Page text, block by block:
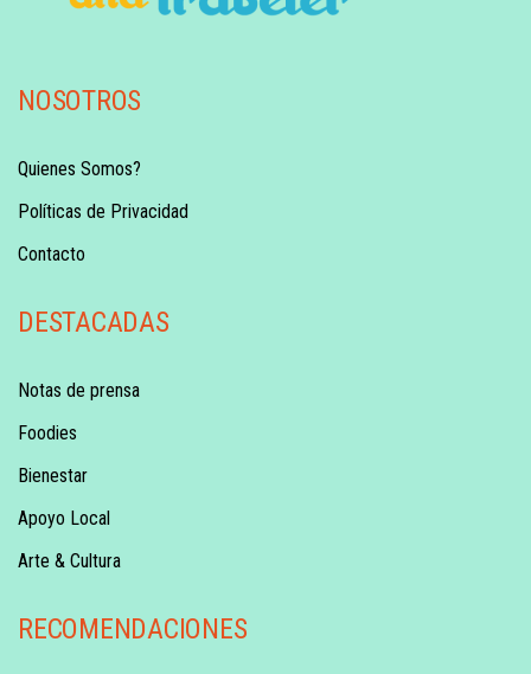
NOSOTROS
Quienes Somos?
Políticas de Privacidad
Contacto
DESTACADAS
Notas de prensa
Foodies
Bienestar
Apoyo Local
Arte & Cultura
RECOMENDACIONES